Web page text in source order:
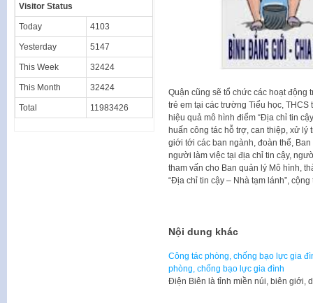
Quận cũng sẽ tổ chức các hoạt động
trẻ em tại các trường Tiểu học,
hiệu quả mô hình điểm “Địa chỉ tin
huấn công tác hỗ trợ, can thiệp, xử
giới tới các ban ngành, đoàn thể,
người làm việc tại địa chỉ tin cậy,
tham vấn cho Ban quản lý Mô hình,
“Địa chỉ tin cậy – Nhà tạm lánh”,
Nội dung khác
Công tác phòng, chống bạo lực gia
phòng, chống bạo lực gia đình
​Điện Biên là tỉnh miền núi, biên giới,
Visitor Status
Today 4103
Yesterday 5147
This Week 32424
This Month 32424
Total 11983426